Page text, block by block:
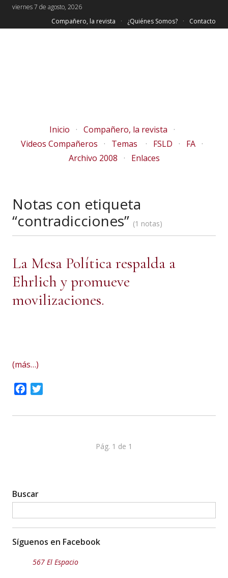
viernes 7 de agosto, 2026
Compañero, la revista
¿Quiénes Somos? Contacto
Inicio
Compañero, la revista
Videos Compañeros
Temas FSLD
FA
Archivo 2008
Enlaces
Notas con etiqueta
“contradicciones”
1 notas
La Mesa Política respalda a
Ehrlich y promueve
movilizaciones.
(más…)
Facebook
Pág. 1 de 1
Buscar
Síguenos en Facebook
567 El Espacio